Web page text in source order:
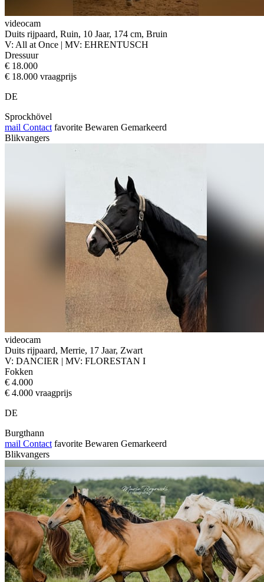
videocam
Duits rijpaard, Ruin, 10 Jaar, 174 cm, Bruin
V: All at Once | MV: EHRENTUSCH
Dressuur
€ 18.000
€ 18.000 vraagprijs
DE
Sprockhövel
mail Contact favorite Bewaren Gemarkeerd
Blikvangers
videocam
Duits rijpaard, Merrie, 17 Jaar, Zwart
V: DANCIER | MV: FLORESTAN I
Fokken
€ 4.000
€ 4.000 vraagprijs
DE
Burgthann
mail Contact favorite Bewaren Gemarkeerd
Blikvangers